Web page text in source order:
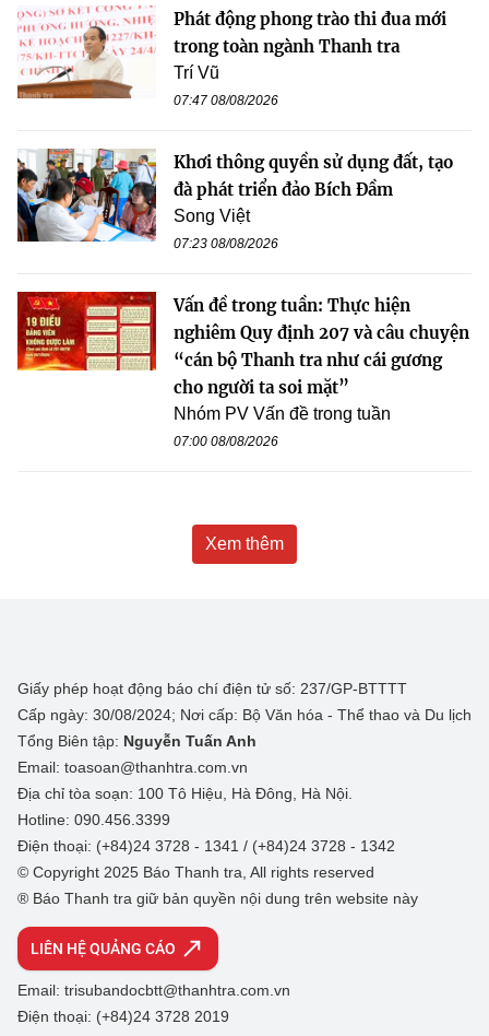
Phát động phong trào thi đua mới
trong toàn ngành Thanh tra
Trí Vũ
07:47 08/08/2026
Khơi thông quyền sử dụng đất, tạo
đà phát triển đảo Bích Đầm
Song Việt
07:23 08/08/2026
Vấn đề trong tuần: Thực hiện
nghiêm Quy định 207 và câu chuyện
“cán bộ Thanh tra như cái gương
cho người ta soi mặt”
Nhóm PV Vấn đề trong tuần
07:00 08/08/2026
Xem thêm
Giấy phép hoạt động báo chí điện tử số: 237/GP-BTTTT
Cấp ngày: 30/08/2024; Nơi cấp: Bộ Văn hóa - Thể thao và Du lịch
Tổng Biên tập: Nguyễn Tuấn Anh
Email: toasoan@thanhtra.com.vn
Địa chỉ tòa soạn: 100 Tô Hiệu, Hà Đông, Hà Nội.
Hotline: 090.456.3399
Điện thoại: (+84)24 3728 - 1341 / (+84)24 3728 - 1342
© Copyright 2025 Báo Thanh tra, All rights reserved
® Báo Thanh tra giữ bản quyền nội dung trên website này
LIÊN HỆ QUẢNG CÁO
Email: trisubandocbtt@thanhtra.com.vn
Điện thoại: (+84)24 3728 2019